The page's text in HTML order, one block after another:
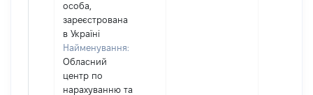
особа,
зареєстрована
в Україні
Найменування:
Обласний
центр по
нарахуванню та